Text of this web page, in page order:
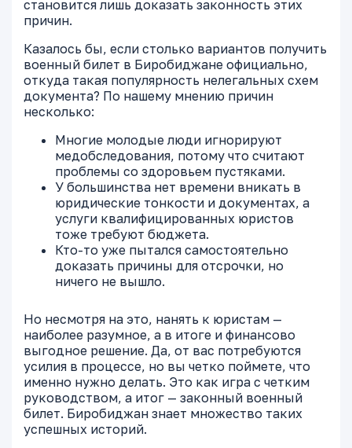
становится лишь доказать законность этих
причин.
Казалось бы, если столько вариантов получить
военный билет в Биробиджане официально,
откуда такая популярность нелегальных схем
документа? По нашему мнению причин
несколько:
Многие молодые люди игнорируют
медобследования, потому что считают
проблемы со здоровьем пустяками.
У большинства нет времени вникать в
юридические тонкости и документах, а
услуги квалифицированных юристов
тоже требуют бюджета.
Кто-то уже пытался самостоятельно
доказать причины для отсрочки, но
ничего не вышло.
Но несмотря на это, нанять к юристам —
наиболее разумное, а в итоге и финансово
выгодное решение. Да, от вас потребуются
усилия в процессе, но вы четко поймете, что
именно нужно делать. Это как игра с четким
руководством, а итог — законный военный
билет. Биробиджан знает множество таких
успешных историй.